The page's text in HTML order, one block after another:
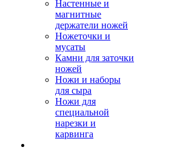
Настенные и
магнитные
держатели ножей
Ножеточки и
мусаты
Камни для заточки
ножей
Ножи и наборы
для сыра
Ножи для
специальной
нарезки и
карвинга